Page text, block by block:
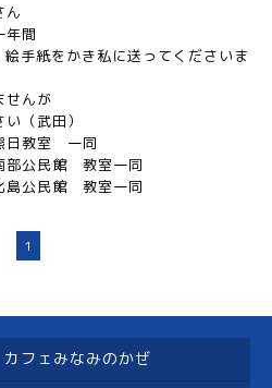
年間
手紙をかき私に送ってくださいま
せんが
（武田）
一同
室一同
室一同
1
フェみなみのかぜ